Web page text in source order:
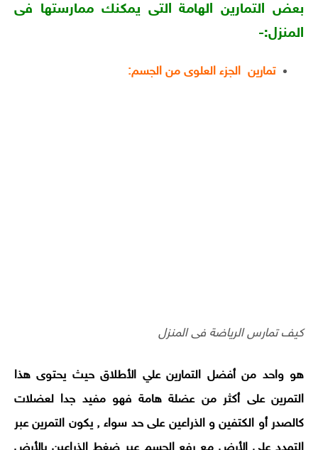
بعض التمارين الهامة التى يمكنك ممارستها فى
المنزل:-
تمارين الجزء العلوى من الجسم:
كيف تمارس الرياضة فى المنزل
هو واحد من أفضل التمارين علي الأطلاق حيث يحتوى هذا
التمرين على أكثر من عضلة هامة فهو مفيد جدا لعضلات
كالصدر أو الكتفين و الذراعين على حد سواء , يكون التمرين عبر